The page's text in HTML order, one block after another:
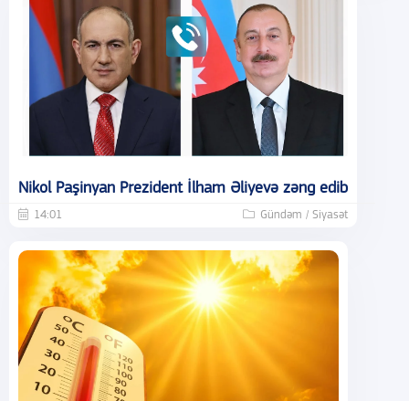
Nikol Paşinyan Prezident İlham Əliyevə zəng edib
14:01 Gündəm / Siyasət